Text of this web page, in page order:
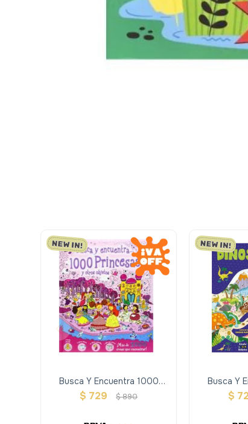
Busca Y Encuentra 1000
Princesas Y Otros Objetos
$ 729 $890
Busca Y
$